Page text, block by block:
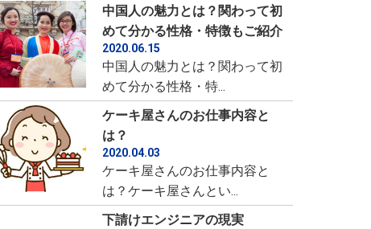
中国人の魅力とは？関わって初
めて分かる性格・特徴もご紹介
2020.06.15
中国人の魅力とは？関わって初
めて分かる性格・特...
ケーキ屋さんのお仕事内容と
は？
2020.04.03
ケーキ屋さんのお仕事内容と
は？ケーキ屋さんとい...
下請けエンジニアの現実